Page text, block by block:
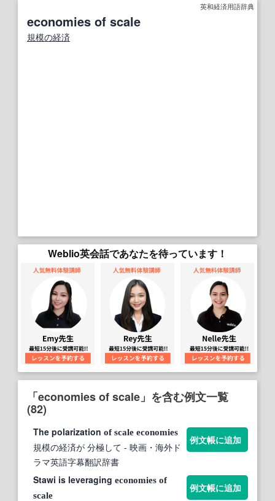
英和経済用語辞典
economies of scale
規模の経済
Weblio英会話であなたを待っています！
「economies of scale」を含む例文一覧
(82)
The polarization of scale economies
規模の経済が 分極して - 映画・海外ド
ラマ英語字幕翻訳辞書
例文帳に追加
Stawi is leveraging economies of
scale
例文帳に追加